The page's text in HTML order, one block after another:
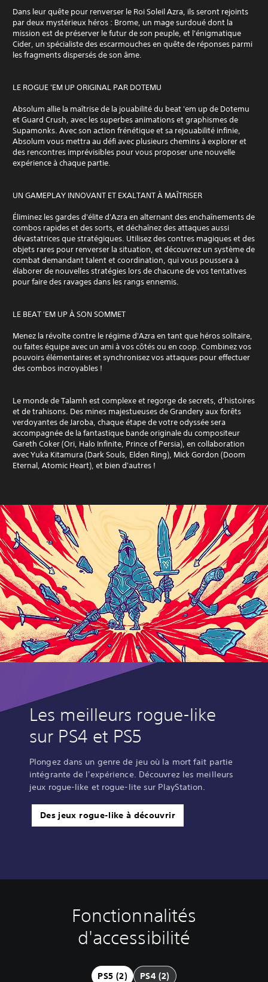
Dans leur quête pour renverser le Roi Soleil Azra, ils seront rejoints
par deux mystérieux héros : Brome, un mage surdoué dont la
mission est de préserver le futur de son peuple, et l'énigmatique
Cider, un spécialiste des escarmouches en quête de réponses parmi
les fragments dispersés de son âme.
LE ROGUE 'EM UP ORIGINAL PAR DOTEMU
Absolum allie la maîtrise de la jouabilité du beat 'em up de Dotemu
et Guard Crush, avec les superbes animations et graphismes de
Supamonks. Avec son action frénétique et sa rejouabilité infinie,
Absolum vous mettra au défi avec plusieurs chemins à explorer et
des rencontres imprévisibles pour vous proposer une nouvelle
expérience à chaque partie.
UN GAMEPLAY INNOVANT ET EXALTANT À MAÎTRISER
Éliminez les gardes d'élite d'Azra en alternant des enchaînements de
combos rapides et des sorts, et déchaînez des attaques aussi
dévastatrices que stratégiques. Utilisez des contres magiques et des
objets rares pour renverser la situation, et découvrez un système de
combat demandant talent et coordination, qui vous poussera à
élaborer de nouvelles stratégies lors de chacune de vos tentatives
pour faire des ravages dans les rangs ennemis.
LE BEAT 'EM UP À SON SOMMET
Menez la révolte contre le régime d'Azra en tant que héros solitaire,
ou faites équipe avec un ami à vos côtés ou en coop. Combinez vos
pouvoirs élémentaires et synchronisez vos attaques pour effectuer
des combos incroyables !
Le monde de Talamh est complexe et regorge de secrets, d'histoires
et de trahisons. Des mines majestueuses de Grandery aux forêts
verdoyantes de Jaroba, chaque étape de votre odyssée sera
accompagnée de la fantastique bande originale du compositeur
Gareth Coker (Ori, Halo Infinite, Prince of Persia), en collaboration
avec Yuka Kitamura (Dark Souls, Elden Ring), Mick Gordon (Doom
Eternal, Atomic Heart), et bien d'autres !
Les meilleurs rogue-like
sur PS4 et PS5
Plongez dans un genre de jeu où la mort fait partie
intégrante de l'expérience. Découvrez les meilleurs
jeux rogue-like et rogue-lite sur PlayStation.
Des jeux rogue-like à découvrir
Fonctionnalités
d'accessibilité
PS5 (2) PS4 (2)